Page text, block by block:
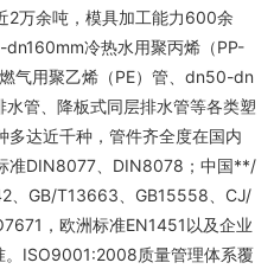
2万余吨，模具加工能力600余
冷热水用聚丙烯（PP-
气用聚乙烯（PE）管、dn50-dn
管、降板式同层排水管等各类塑
多达近千种，管件齐全度在国内
准DIN8077、DIN8078；中国**/
、GB/T13663、GB15558、CJ/
，欧洲标准EN1451以及企业
。ISO9001:2008质量管理体系覆